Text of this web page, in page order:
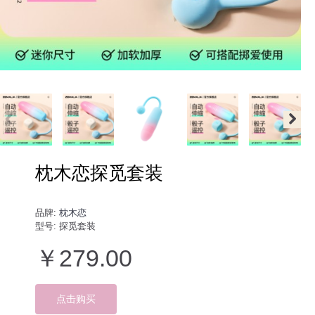
枕木恋探觅套装
品牌: 枕木恋
型号: 探觅套装
￥279.00
点击购买